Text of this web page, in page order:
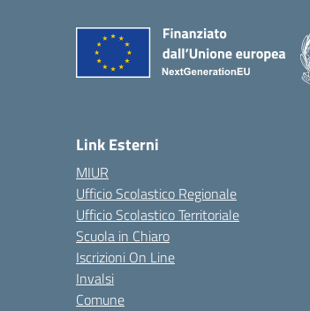
Link Esterni
MIUR
Ufficio Scolastico Regionale
Ufficio Scolastico Territoriale
Scuola in Chiaro
Iscrizioni On Line
Invalsi
Comune